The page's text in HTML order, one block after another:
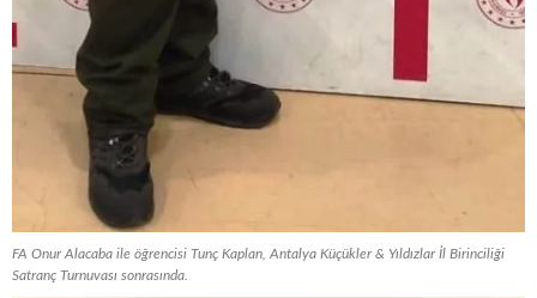
FA Onur Alacaba ile öğrencisi Tunç Kaplan, Antalya Küçükler & Yıldızlar İl Birinciliği
Satranç Turnuvası sonrasında.